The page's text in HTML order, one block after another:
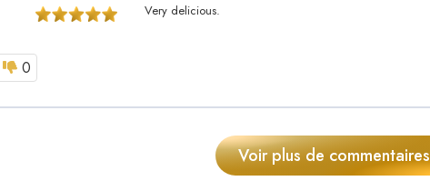
Very delicious.
0
Voir plus de commentaires